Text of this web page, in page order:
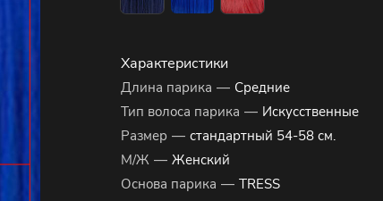
Характеристики
Длина парика — Средние
Тип волоса парика — Искусственные
Размер — стандартный 54-58 см.
М/Ж — Женский
Основа парика — TRESS